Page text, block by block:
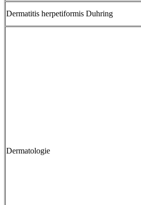
Dermatitis herpetiformis Duhring
Dermatologie